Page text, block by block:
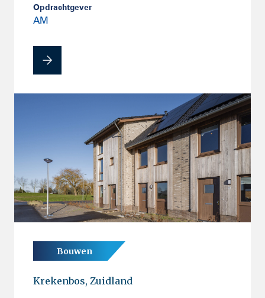
Opdrachtgever
AM
Bouwen
Krekenbos, Zuidland